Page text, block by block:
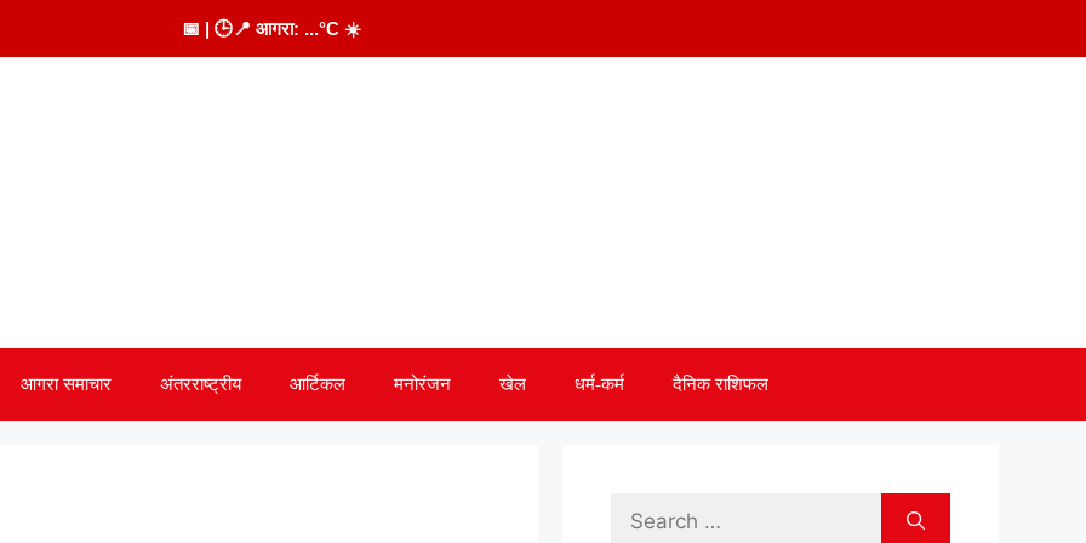
📅 | 🕒📍 आगरा: ...°C ☀️
आगरा समाचार अंतरराष्ट्रीय आर्टिकल मनोरंजन खेल धर्म-कर्म दैनिक राशिफल
Search